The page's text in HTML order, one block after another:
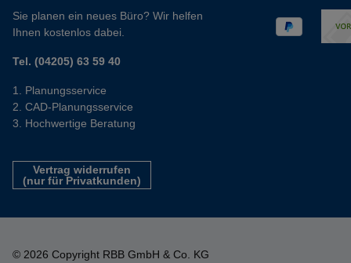
Sie planen ein neues Büro? Wir helfen
Ihnen kostenlos dabei.
Tel. (04205) 63 59 40
Planungsservice
CAD-Planungsservice
Hochwertige Beratung
Vertrag widerrufen
(nur für Privatkunden)
© 2026 Copyright RBB GmbH & Co. KG